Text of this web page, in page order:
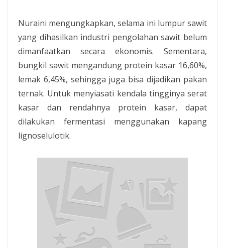
Nuraini mengungkapkan, selama ini lumpur sawit
yang dihasilkan industri pengolahan sawit belum
dimanfaatkan secara ekonomis. Sementara,
bungkil sawit mengandung protein kasar 16,60%,
lemak 6,45%, sehingga juga bisa dijadikan pakan
ternak. Untuk menyiasati kendala tingginya serat
kasar dan rendahnya protein kasar, dapat
dilakukan fermentasi menggunakan kapang
lignoselulotik.